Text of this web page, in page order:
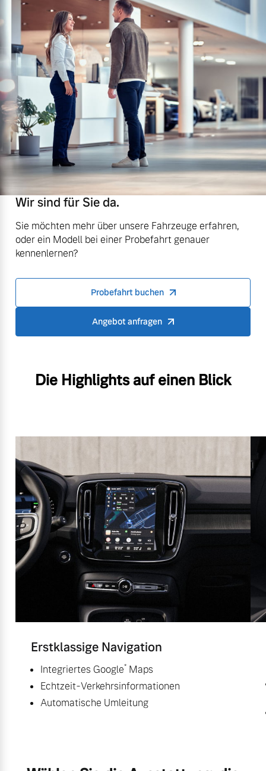
Wir sind für Sie da.
Sie möchten mehr über unsere Fahrzeuge erfahren,
oder ein Modell bei einer Probefahrt genauer
kennenlernen?
Probefahrt buchen
Angebot anfragen
Die Highlights auf einen Blick
Erstklassige Navigation
Integriertes Google* Maps
Echtzeit-Verkehrsinformationen
Automatische Umleitung